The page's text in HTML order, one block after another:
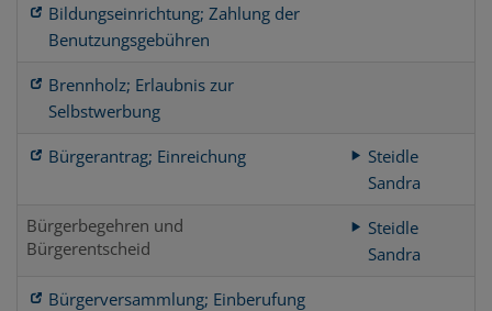
Bildungseinrichtung; Zahlung der
Benutzungsgebühren
Brennholz; Erlaubnis zur
Selbstwerbung
Bürgerantrag; Einreichung
Steidle
Sandra
Bürgerbegehren und
Bürgerentscheid
Steidle
Sandra
Bürgerversammlung; Einberufung